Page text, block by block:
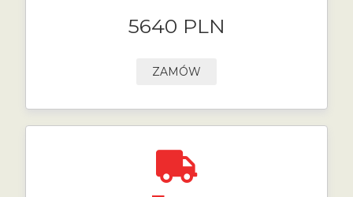
5640 PLN
ZAMÓW